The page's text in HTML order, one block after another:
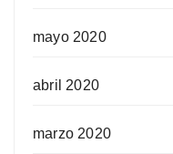
mayo 2020
abril 2020
marzo 2020